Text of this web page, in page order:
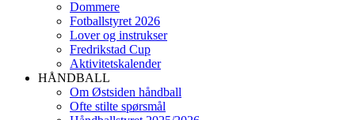
Dommere
Fotballstyret 2026
Lover og instrukser
Fredrikstad Cup
Aktivitetskalender
HÅNDBALL
Om Østsiden håndball
Ofte stilte spørsmål